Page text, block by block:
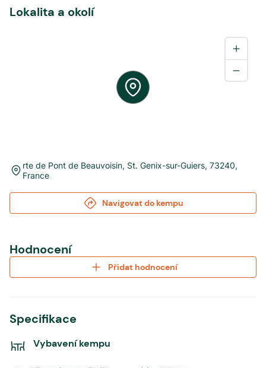
Lokalita a okolí
rte de Pont de Beauvoisin, St. Genix-sur-Guiers,73240,
France
Navigovat do kempu
Hodnocení
Přidat hodnocení
Specifikace
Vybavení kempu